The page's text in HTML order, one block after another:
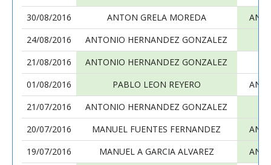
30/08/2016
ANTON GRELA MOREDA
24/08/2016
ANTONIO HERNANDEZ GONZALEZ
21/08/2016
ANTONIO HERNANDEZ GONZALEZ
01/08/2016
PABLO LEON REYERO
21/07/2016
ANTONIO HERNANDEZ GONZALEZ
20/07/2016
MANUEL FUENTES FERNANDEZ
19/07/2016
MANUEL A GARCIA ALVAREZ